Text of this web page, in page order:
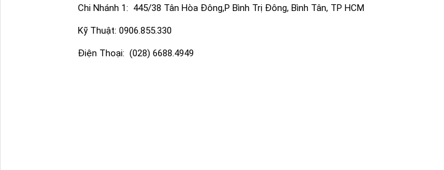
Chi Nhánh 1: 445/38 Tân Hòa Đông,P Bình Trị Đông, Bình Tân, TP HCM
Kỹ Thuật: 0906.855.330
Điện Thoại: (028) 6688.4949